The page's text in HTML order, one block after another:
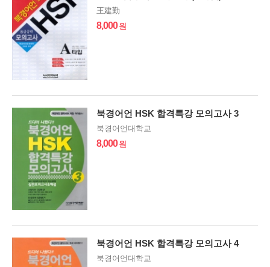
王建勤
8,000
북경어언 HSK 합격특강 모의고사 3
북경어언대학교
8,000
북경어언 HSK 합격특강 모의고사 4
북경어언대학교